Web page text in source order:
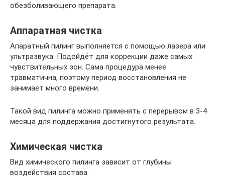
обезболивающего препарата.
Аппаратная чистка
Апаратный пилинг выполняется с помощью лазера или
ультразвука. Подойдёт для коррекции даже самых
чувствительных зон. Сама процедура менее
травматична, поэтому период восстановления не
занимает много времени.
Такой вид пилинга можно применять с перерывом в 3-4
месяца для поддержания достигнутого результата.
Химическая чистка
Вид химического пилинга зависит от глубины
воздействия состава.